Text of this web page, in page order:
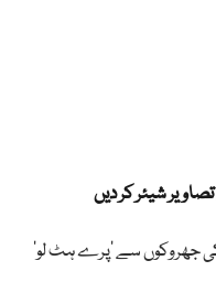
شیئر کر دیں
جھروکوں سے ’پرے ہٹ لو‘